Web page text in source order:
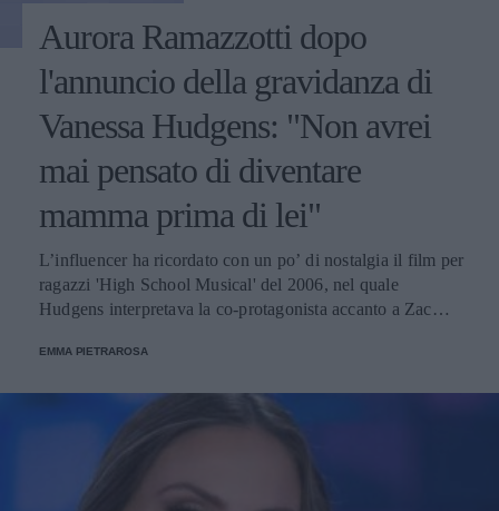
Aurora Ramazzotti dopo
l'annuncio della gravidanza di
Vanessa Hudgens: "Non avrei
mai pensato di diventare
mamma prima di lei"
L’influencer ha ricordato con un po’ di nostalgia il film per
ragazzi 'High School Musical' del 2006, nel quale
Hudgens interpretava la co-protagonista accanto a Zac
EMMA PIETRAROSA